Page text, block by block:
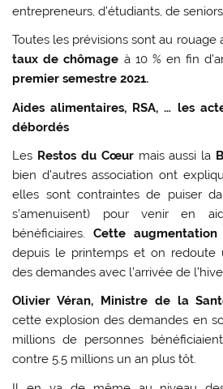
entrepreneurs, d’étudiants, de
Toutes les prévisions sont au
taux de chômage à 10 % en fin
premier semestre 2021.
Aides alimentaires, RSA, … les
débordés
Les Restos du Cœur mais aussi la
bien d’autres association ont
elles sont contraintes de puiser
s’amenuisent) pour venir en
bénéficiaires. Cette
depuis le printemps et on redoute
des demandes avec l’arrivée de
Olivier Véran, Ministre de la
cette explosion des demandes en
millions de personnes
contre 5.5 millions un an plus tôt.